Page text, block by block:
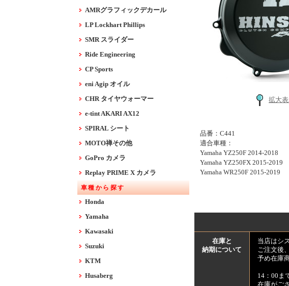
AMRグラフィックデカール
LP Lockhart Phillips
SMR スライダー
Ride Engineering
CP Sports
eni Agip オイル
CHR タイヤウォーマー
e-tint AKARI AX12
SPIRAL シート
MOTO禅その他
GoPro カメラ
Replay PRIME X カメラ
車種から探す
Honda
Yamaha
Kawasaki
Suzuki
KTM
Husaberg
拡大
品番：C441
適合車種：
Yamaha YZ250F 2014-2018
Yamaha YZ250FX 2015-2019
Yamaha WR250F 2015-2019
在庫と
納期について
当店はシ
ご注文後
予め在庫
14：00ま
在庫がご